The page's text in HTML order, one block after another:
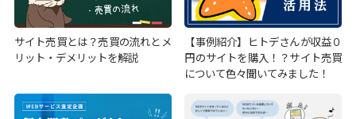
サイト売買とは？売買の流れとメ
リット・デメリットを解説
【事例紹介】ヒトデさんが収益０
円のサイトを購入！？サイト売買
について色々聞いてみました！